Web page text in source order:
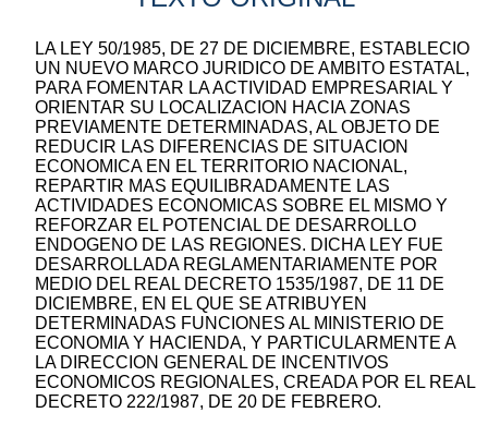
LA LEY 50/1985, DE 27 DE DICIEMBRE, ESTABLECIO
UN NUEVO MARCO JURIDICO DE AMBITO ESTATAL,
PARA FOMENTAR LA ACTIVIDAD EMPRESARIAL Y
ORIENTAR SU LOCALIZACION HACIA ZONAS
PREVIAMENTE DETERMINADAS, AL OBJETO DE
REDUCIR LAS DIFERENCIAS DE SITUACION
ECONOMICA EN EL TERRITORIO NACIONAL,
REPARTIR MAS EQUILIBRADAMENTE LAS
ACTIVIDADES ECONOMICAS SOBRE EL MISMO Y
REFORZAR EL POTENCIAL DE DESARROLLO
ENDOGENO DE LAS REGIONES. DICHA LEY FUE
DESARROLLADA REGLAMENTARIAMENTE POR
MEDIO DEL REAL DECRETO 1535/1987, DE 11 DE
DICIEMBRE, EN EL QUE SE ATRIBUYEN
DETERMINADAS FUNCIONES AL MINISTERIO DE
ECONOMIA Y HACIENDA, Y PARTICULARMENTE A
LA DIRECCION GENERAL DE INCENTIVOS
ECONOMICOS REGIONALES, CREADA POR EL REAL
DECRETO 222/1987, DE 20 DE FEBRERO.